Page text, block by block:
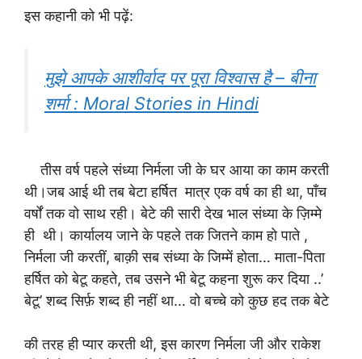
इस कहानी को भी पढ़ें:
मुझे आपके आशीर्वाद पर पूरा विश्वास है – बीना
शर्मा : Moral Stories in Hindi
तीस वर्ष पहले संध्या निर्मला जी के घर आया का काम करती
थी।जब आई थी तब बेटा हर्षित मात्र एक वर्ष का ही था, पाँच
वर्षों तक वो साथ रही। बेटे की सारी देख भाल संध्या के ज़िम्मे
ही थी। कार्यालय जाने के पहले तक जितने काम हो पाते ,
निर्मला जी करतीं, बाक़ी सब संध्या के जिम्में होता… माता-पिता
हर्षित को बेटू कहते, तब उसने भी बेटू कहना शुरू कर दिया ..’
बेटू’ शब्द सिर्फ़ शब्द ही नहीं था… वो बच्चे को कुछ हद तक बेटे
की तरह ही प्यार करती थी, इस कारण निर्मला जी और राकेश